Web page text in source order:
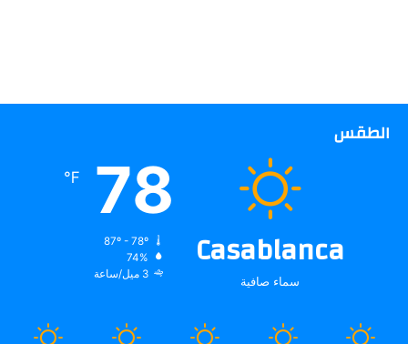
الطقس
Casablanca
سماء صافية
78
℉
74%
3 ميل/ساعة